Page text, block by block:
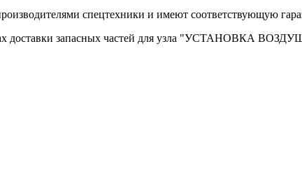
спецтехники и имеют соответствующую
доставки запасных частей для узла "УСТАНОВКА